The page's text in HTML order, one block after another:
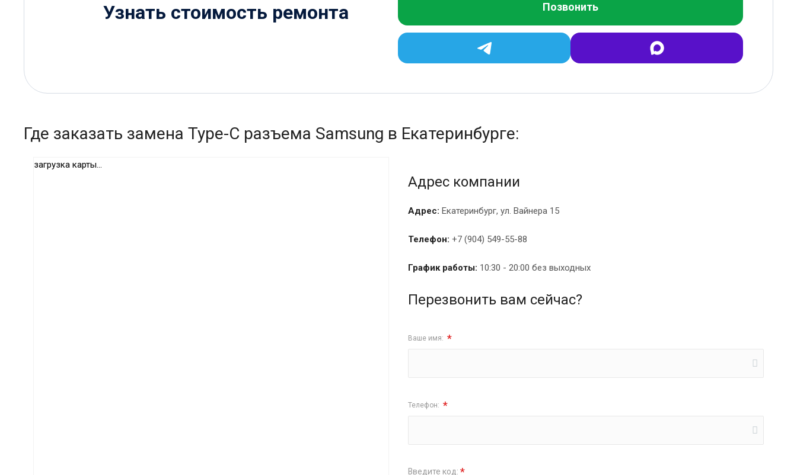
Узнать стоимость ремонта Позвонить
Где заказать замена Type-C разъема Samsung в Екатеринбурге:
загрузка карты...
Адрес компании
Адрес: Екатеринбург, ул. Вайнера 15
Телефон: +7 (904) 549-55-88
График работы: 10:30 - 20:00 без выходных
Перезвонить вам сейчас?
Ваше имя: *
Телефон: *
Введите код: *